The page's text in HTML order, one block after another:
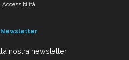
Accessibilità
Newsletter
nostra newsletter